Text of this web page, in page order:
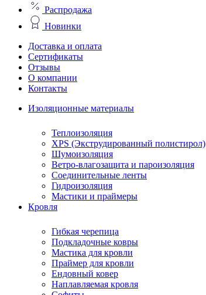
Распродажа
Новинки
Доставка и оплата
Сертификаты
Отзывы
О компании
Контакты
Изоляционные материалы
Теплоизоляция
XPS (Экструдированный полистирол)
Шумоизоляция
Ветро-влагозащита и пароизоляция
Соединительные ленты
Гидроизоляция
Мастики и праймеры
Кровля
Гибкая черепица
Подкладочные ковры
Мастика для кровли
Праймер для кровли
Ендовный ковер
Наплавляемая кровля